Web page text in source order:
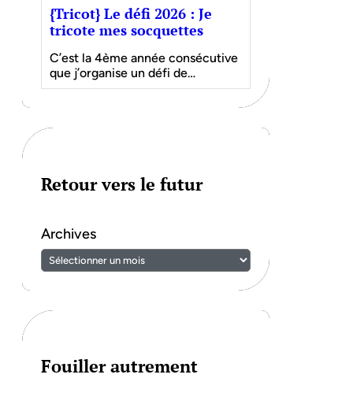
{Tricot} Le défi 2026 : Je
tricote mes socquettes
C’est la 4ème année consécutive
que j’organise un défi de…
Retour vers le futur
Archives
Fouiller autrement